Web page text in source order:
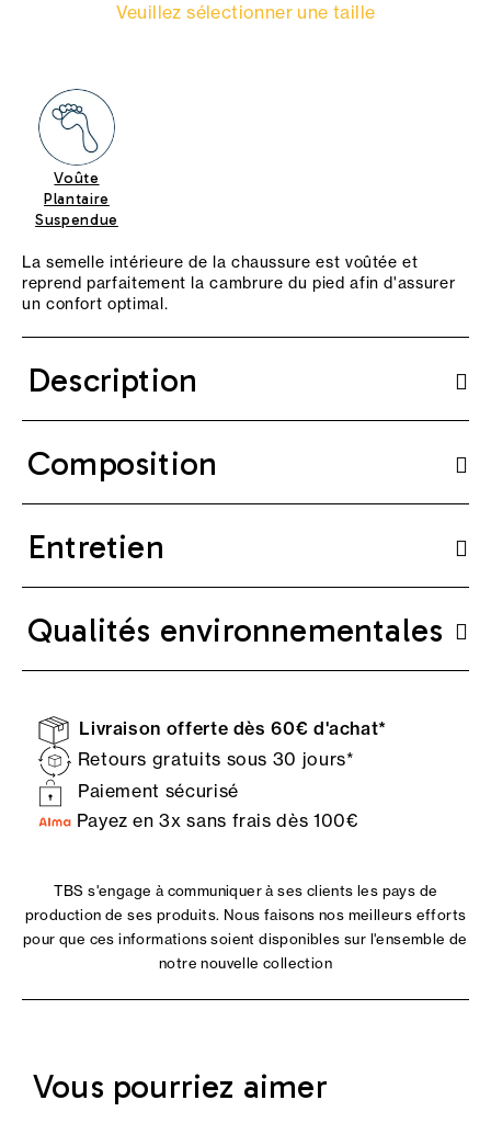
Veuillez sélectionner une taille
Voûte
Plantaire
Suspendue
La semelle intérieure de la chaussure est voûtée et
reprend parfaitement la cambrure du pied afin d'assurer
un confort optimal.
Description
Composition
Entretien
Qualités environnementales
Livraison offerte dès 60€ d'achat*
Retours gratuits sous 30 jours*
Paiement sécurisé
Payez en 3x sans frais dès 100€
TBS s'engage à communiquer à ses clients les pays de
production de ses produits. Nous faisons nos meilleurs efforts
pour que ces informations soient disponibles sur l'ensemble de
notre nouvelle collection
Vous pourriez aimer